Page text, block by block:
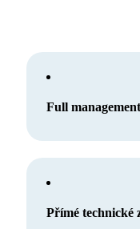
Full
Přímé technické